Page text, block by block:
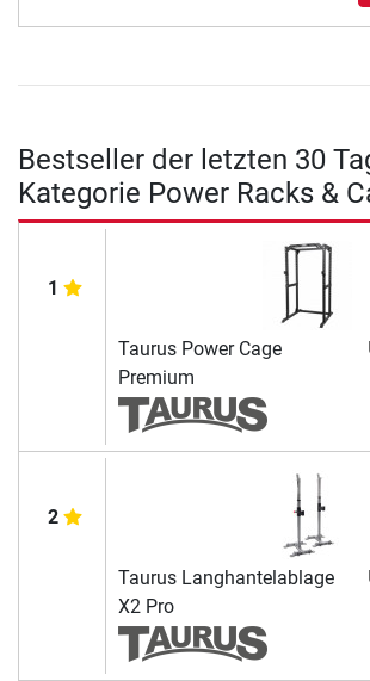
Bestseller der letzten 30
Kategorie Power Racks &
1
Taurus Power Cage
Premium
2
Taurus Langhantelablage
X2 Pro